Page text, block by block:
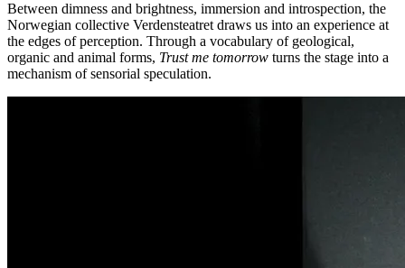
Between dimness and brightness, immersion and introspection, the
Norwegian collective Verdensteatret draws us into an experience at
the edges of perception. Through a vocabulary of geological,
organic and animal forms, Trust me tomorrow turns the stage into a
mechanism of sensorial speculation.